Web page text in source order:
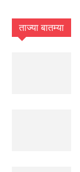
ताज्या बातम्या